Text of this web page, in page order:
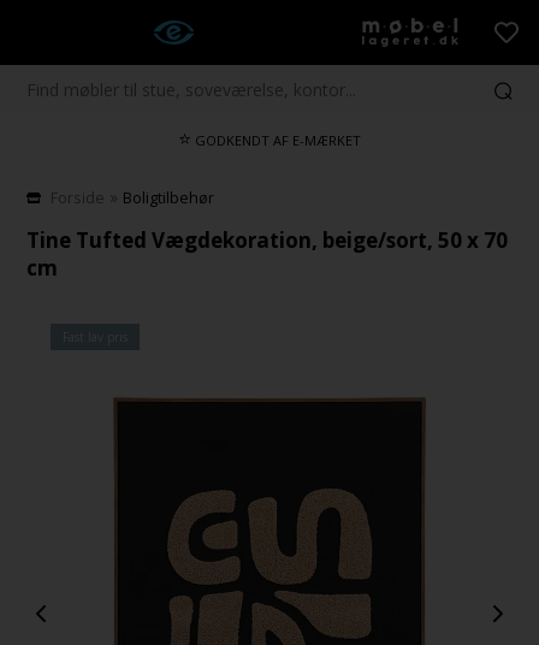
⭐ GODKENDT AF E-MÆRKET
Forside » Boligtilbehør
Tine Tufted Vægdekoration, beige/sort, 50 x 70
cm